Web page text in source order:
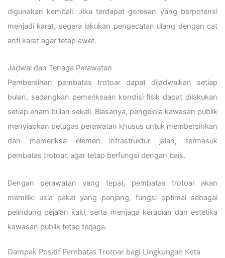
digunakan kembali. Jika terdapat goresan yang berpotensi
menjadi karat, segera lakukan pengecatan ulang dengan cat
anti karat agar tetap awet.
Jadwal dan Tenaga Perawatan
Pembersihan pembatas trotoar dapat dijadwalkan setiap
bulan, sedangkan pemeriksaan kondisi fisik dapat dilakukan
setiap enam bulan sekali. Biasanya, pengelola kawasan publik
menyiapkan petugas perawatan khusus untuk membersihkan
dan memeriksa elemen infrastruktur jalan, termasuk
pembatas trotoar, agar tetap berfungsi dengan baik.
Dengan perawatan yang tepat, pembatas trotoar akan
memiliki usia pakai yang panjang, fungsi optimal sebagai
pelindung pejalan kaki, serta menjaga kerapian dan estetika
kawasan publik tetap terjaga.
Dampak Positif Pembatas Trotoar bagi Lingkungan Kota